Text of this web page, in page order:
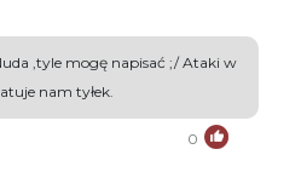
,tyle mogę napisać ;/ Ataki w
nam tyłek.
0